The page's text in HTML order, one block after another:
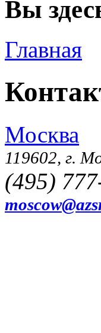
Вы
Главная
Москва
119602, г.
(495)